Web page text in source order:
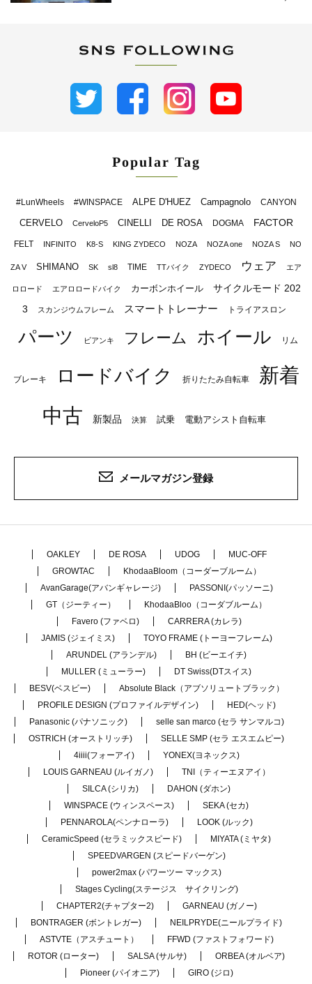
Popular Tag
#LunWheels #WINSPACE ALPE D'HUEZ Campagnolo CANYON
CERVELO CerveloP5 CINELLI DE ROSA DOGMA FACTOR
FELT INFINITO K8-S KING ZYDECO NOZA NOZA one NOZA S NO
ZA V SHIMANO SK sl8 TIME TTバイク ZYDECO ウェア エア
ロロード エアロロードバイク カーボンホイール
サイクルモード 202
3
スカンジウムフレーム スマートトレーナー トライアスロン
パーツ ビアンキ フレーム ホイール リム
ブレーキ ロードバイク 折りたたみ自転車
新着
中古
新製品 決算 試乗 電動アシスト自転車
メールマガジン登録
OAKLEY DE ROSA UDOG
MUC-OFF
GROWTAC
KhodaaBloom（コーダーブルーム）
AvanGarage(アバンギャレージ)
PASSONI(パッソーニ)
GT（ジーティー）
KhodaaBloo（コーダブルーム）
Favero (ファベロ)
CARRERA (カレラ)
JAMIS (ジェイミス)
TOYO FRAME (トーヨーフレーム)
ARUNDEL (アランデル)
BH (ビーエイチ)
MULLER (ミューラー)
DT Swiss(DTスイス)
BESV(ベスビー)
Absolute Black（アブソリュートブラック）
PROFILE DESIGN (プロファイルデザイン)
HED(ヘッド)
Panasonic (パナソニック)
selle san marco (セラ サンマルコ)
OSTRICH (オーストリッチ)
SELLE SMP (セラ エスエムピー)
4iiii(フォーアイ)
YONEX(ヨネックス)
LOUIS GARNEAU (ルイガノ)
TNI（ティーエヌアイ）
SILCA (シリカ)
DAHON (ダホン)
WINSPACE (ウィンスペース)
SEKA (セカ)
PENNAROLA(ペンナローラ)
LOOK (ルック)
CeramicSpeed (セラミックスピード)
MIYATA (ミヤタ)
SPEEDVARGEN (スピードバーゲン)
power2max (パワーツー マックス)
Stages Cycling(ステージス サイクリング)
CHAPTER2(チャプター2)
GARNEAU (ガノー)
BONTRAGER (ボントレガー)
NEILPRYDE(ニールプライド)
ASTVTE（アスチュート）
FFWD (ファストフォワード)
ROTOR (ローター)
SALSA (サルサ)
ORBEA (オルベア)
Pioneer (パイオニア)
GIRO (ジロ)